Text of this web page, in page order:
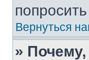
Вернуться
»